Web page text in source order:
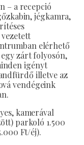
– a recepció
jégkamra,
elérhető
egy zárt folyosón,
igényt
illetve az
vendégeink
kamerával
parkoló 1.500
Ft/éj).